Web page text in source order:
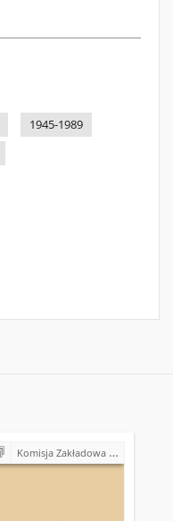
1945-1989
Komisja Zakładowa NSZZ "Solidarność" przy Urzędzie Gminy w Bodzentynie